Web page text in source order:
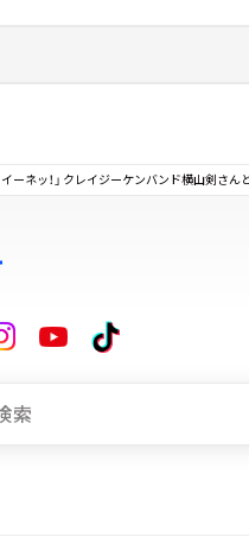
ーネッ！」 クレイジーケンバンド横山剣さん